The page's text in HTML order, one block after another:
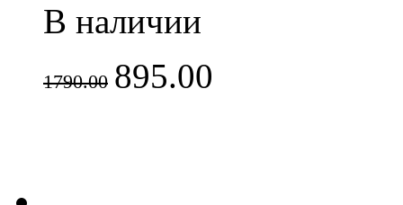
В наличии
1790.00 895.00